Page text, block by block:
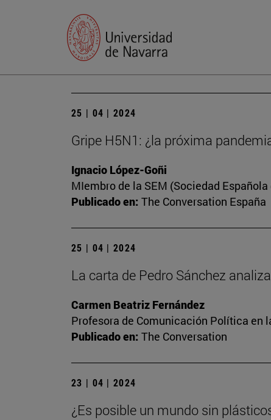
25 | 04 | 2024
Gripe H5N1: ¿la próxima
Ignacio López-Goñi
MIembro de la SEM (Sociedad
Publicado en: The Conversation España
25 | 04 | 2024
La carta de Pedro Sánchez
Carmen Beatriz Fernández
Profesora de Comunicación Política en
Publicado en: The Conversation
23 | 04 | 2024
¿Es posible un mundo sin